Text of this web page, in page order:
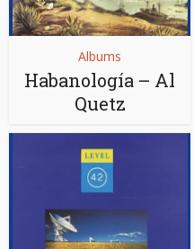
Albums
Habanología – Al
Quetz